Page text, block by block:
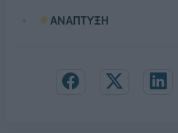
ΑΝΑΠΤΥΞΗ